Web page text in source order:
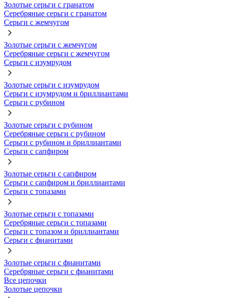
Золотые серьги с гранатом
Серебряные серьги с гранатом
Серьги с жемчугом
Золотые серьги с жемчугом
Серебряные серьги с жемчугом
Серьги с изумрудом
Золотые серьги с изумрудом
Серьги с изумрудом и бриллиантами
Серьги с рубином
Золотые серьги с рубином
Серебряные серьги с рубином
Серьги с рубином и бриллиантами
Серьги с сапфиром
Золотые серьги с сапфиром
Серьги с сапфиром и бриллиантами
Серьги с топазами
Золотые серьги с топазами
Серебряные серьги с топазами
Серьги с топазом и бриллиантами
Серьги с фианитами
Золотые серьги с фианитами
Серебряные серьги с фианитами
Все цепочки
Золотые цепочки